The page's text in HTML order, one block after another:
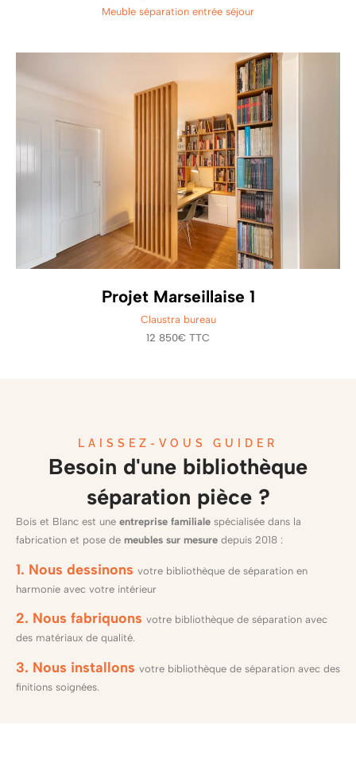
Meuble séparation entrée séjour
Projet Marseillaise 1
Claustra bureau
12 850€ TTC
LAISSEZ-VOUS GUIDER
Besoin d'une bibliothèque
séparation pièce ?
Bois et Blanc est une entreprise familiale spécialisée dans la
fabrication et pose de meubles sur mesure depuis 2018 :
1. Nous dessinons votre bibliothèque de séparation en
harmonie avec votre intérieur
2. Nous fabriquons votre bibliothèque de séparation avec
des matériaux de qualité.
3. Nous installons votre bibliothèque de séparation avec des
finitions soignées.